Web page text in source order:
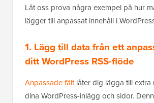
Låt oss prova några exempel på hur
lägger till anpassat innehåll i
1. Lägg till data från ett
ditt WordPress RSS-flöde
Anpassade fältlåter dig lägga till extra
dina WordPress-inlägg och sidor.